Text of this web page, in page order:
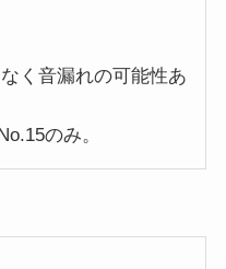
く音漏れの可能性あ
のみ。